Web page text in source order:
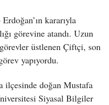
kararıyla
görevine atandı. Uzun
üstlenen Çiftçi, son
yapıyordu.
ilçesinde doğan Mustafa
Siyasal Bilgiler